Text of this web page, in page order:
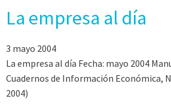
La empresa al día
3 mayo 2004
La empresa al día Fecha: mayo 2004
Cuadernos de Información Económica,
2004)